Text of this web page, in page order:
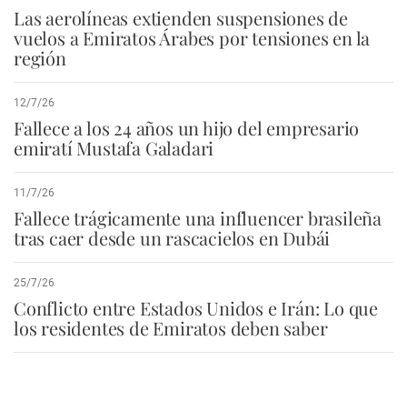
Las aerolíneas extienden suspensiones de
vuelos a Emiratos Árabes por tensiones en la
región
12/7/26
Fallece a los 24 años un hijo del empresario
emiratí Mustafa Galadari
11/7/26
Fallece trágicamente una influencer brasileña
tras caer desde un rascacielos en Dubái
25/7/26
Conflicto entre Estados Unidos e Irán: Lo que
los residentes de Emiratos deben saber